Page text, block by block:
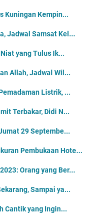
Kuningan Kempin...
Jadwal Samsat Kel...
yang Tulus Ik...
Allah, Jadwal Wil...
Listrik, ...
Terbakar, Didi N...
29 Septembe...
Pembukaan Hote...
Orang yang Ber...
Sampai ya...
Cantik yang Ingin...